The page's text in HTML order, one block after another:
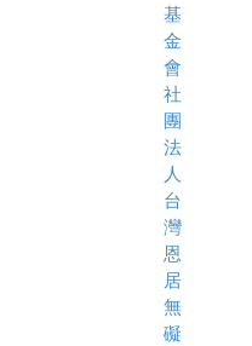
基
金
會
社
團
法
人
台
灣
恩
居
無
礙